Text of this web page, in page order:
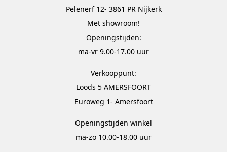
Pelenerf 12- 3861 PR Nijkerk
Met showroom!
Openingstijden:
ma-vr 9.00-17.00 uur
Verkooppunt:
Loods 5 AMERSFOORT
Euroweg 1- Amersfoort
Openingstijden winkel
ma-zo 10.00-18.00 uur